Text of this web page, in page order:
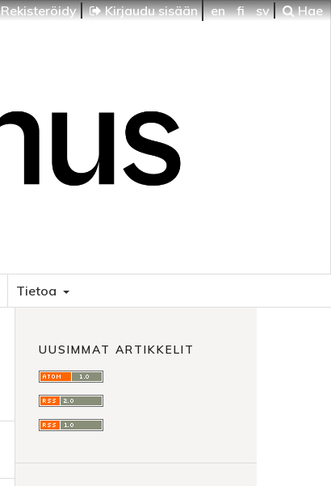
Rekisteröidy Kirjaudu sisään en fi sv Hae
Tietoa
UUSIMMAT ARTIKKELIT